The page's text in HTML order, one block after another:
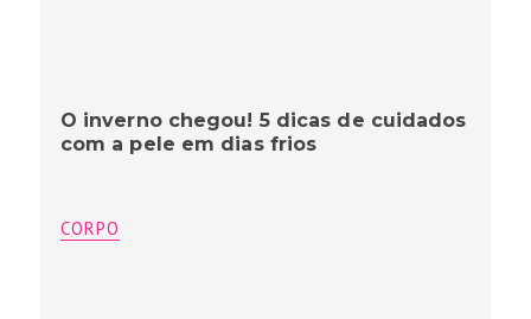
O inverno chegou! 5 dicas de cuidados
com a pele em dias frios
CORPO